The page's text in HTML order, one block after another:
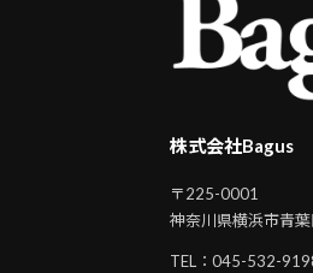
株式会社Bagus
〒225-0001
神奈川県横浜市青
TEL： 045-532-